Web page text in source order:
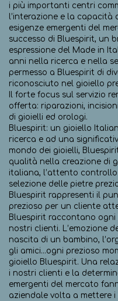
i più importanti centri
l’interazione e la capacità
esigenze emergenti del
successo di Bluespirit, un
espressione del Made in
anni nella ricerca e nella
permesso a Bluespirit di
riconosciuto nel gioiello
Il forte focus sul servizio
offerta: riparazioni,
di gioielli ed orologi.
Bluespirit: un gioiello
ricerca e ad una
mondo dei gioielli,
qualità nella creazione di
italiana, l’attento
selezione delle pietre
Bluespirit rappresenti il
prezioso per un cliente
Bluespirit raccontano ogni
nostri clienti. L’emozione
nascita di un bambino,
gli amici…ogni prezioso
gioiello Bluespirit. Una
i nostri clienti e la
emergenti del mercato
aziendale volta a mettere